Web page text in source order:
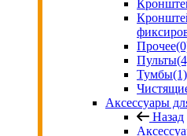
Прочее
Пульты
Тумбы(1)
Аксессуары
Назад